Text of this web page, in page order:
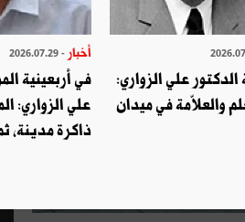
علي الزواري:
والعلاّمة في ميدان
أخبار - 2026.07.29
في أربعينية
علي الزواري:
ذاكرة مدينة،